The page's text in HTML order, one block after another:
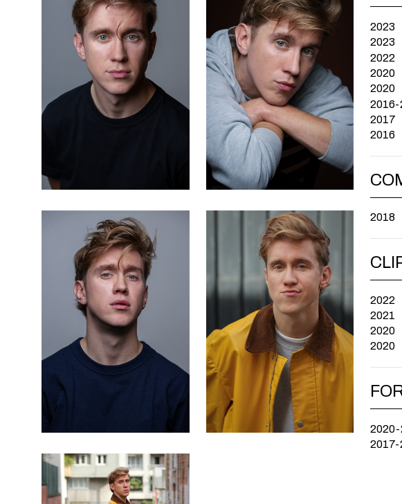
2023
2023
2022
2020
2020
2016-
2017
2016
2018
2022
2021
2020
2020
2020-
2017-